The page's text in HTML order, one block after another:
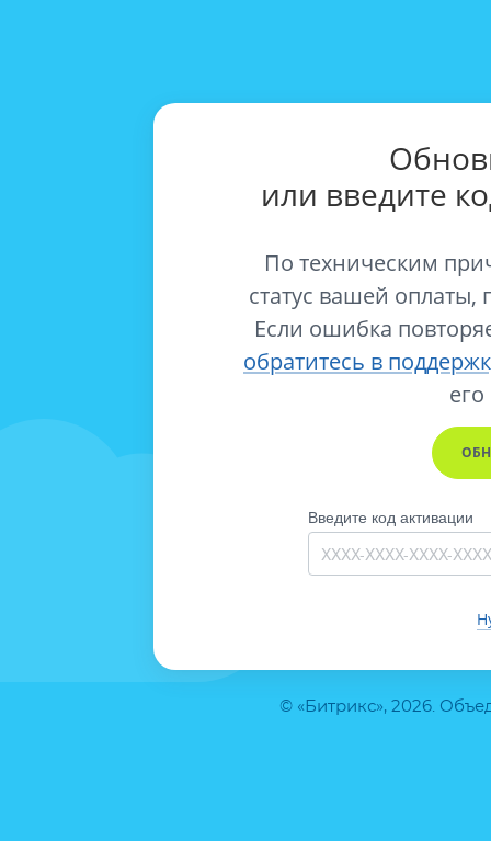
© «Битрикс», 2026.
или введите
По техническим
статус вашей оплаты,
Если ошибка
обратитесь в
его
Введите код активации